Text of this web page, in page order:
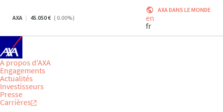
AXA 45.050 ( 0.00%)
AXA DANS LE MONDE
en
fr
A propos d'AXA
Engagements
Actualités
Investisseurs
Presse
Carrières